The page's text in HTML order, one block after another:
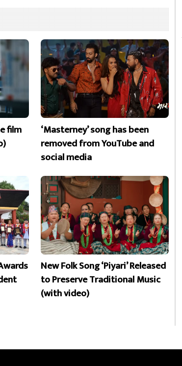
film
‘Masterney’ song has been
removed from YouTube and
social media
New Folk Song ‘Piyari’ Released
to Preserve Traditional Music
(with video)